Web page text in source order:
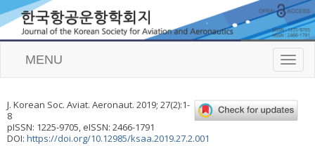
T
o
l
e
MENU
J. Korean Soc. Aviat. Aeronaut. 2019; 27(2):1-
8
pISSN: 1225-9705, eISSN: 2466-1791
DOI: https://doi.org/10.12985/ksaa.2019.27.2.001